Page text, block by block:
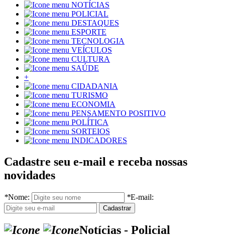
NOTÍCIAS
POLICIAL
DESTAQUES
ESPORTE
TECNOLOGIA
VEÍCULOS
CULTURA
SAÚDE
+
CIDADANIA
TURISMO
ECONOMIA
PENSAMENTO POSITIVO
POLÍTICA
SORTEIOS
INDICADORES
Cadastre seu e-mail e receba nossas
novidades
*Nome: *E-mail:
Notícias - Policial